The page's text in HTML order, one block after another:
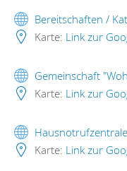
Bereitschaften /
Karte: Link zur
Gemeinschaft
Karte: Link zur
Hausnotrufzentrale
Karte: Link zur